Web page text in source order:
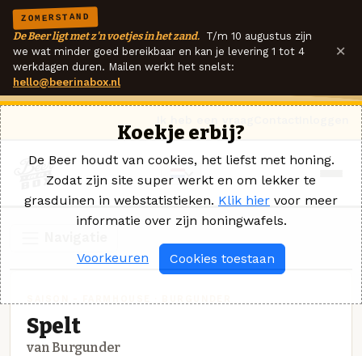
ZOMERSTAND
De Beer ligt met z'n voetjes in het zand. T/m 10 augustus zijn
we wat minder goed bereikbaar en kan je levering 1 tot 4
werkdagen duren. Mailen werkt het snelst:
hello@beerinabox.nl
×
Spelt
van Burgunder
Koekje erbij?
De Beer houdt van cookies, het liefst met honing.
Zodat zijn site super werkt en om lekker te
grasduinen in webstatistieken. Klik hier voor meer
informatie over zijn honingwafels.
Voorkeuren Cookies toestaan